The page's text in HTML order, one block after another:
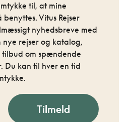
til, at mine
Vitus Rejser
nyhedsbreve med
nye rejser og katalog,
tilbud om spændende
Du kan til hver en tid
Tilmeld